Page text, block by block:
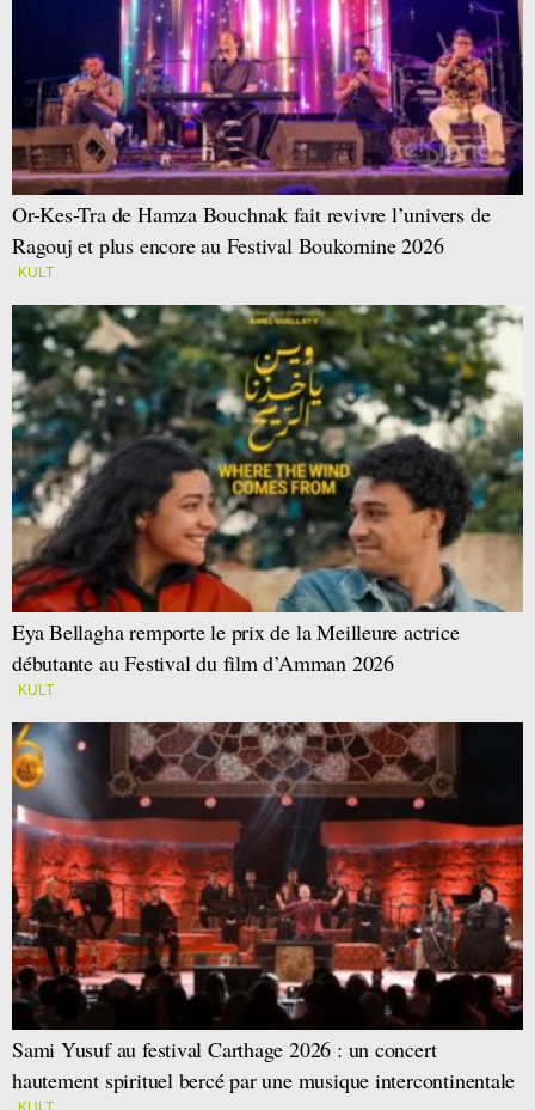
Or-Kes-Tra de Hamza Bouchnak fait revivre l’univers de
Ragouj et plus encore au Festival Boukornine 2026
KULT
Eya Bellagha remporte le prix de la Meilleure actrice
débutante au Festival du film d’Amman 2026
KULT
Sami Yusuf au festival Carthage 2026 : un concert
hautement spirituel bercé par une musique intercontinentale